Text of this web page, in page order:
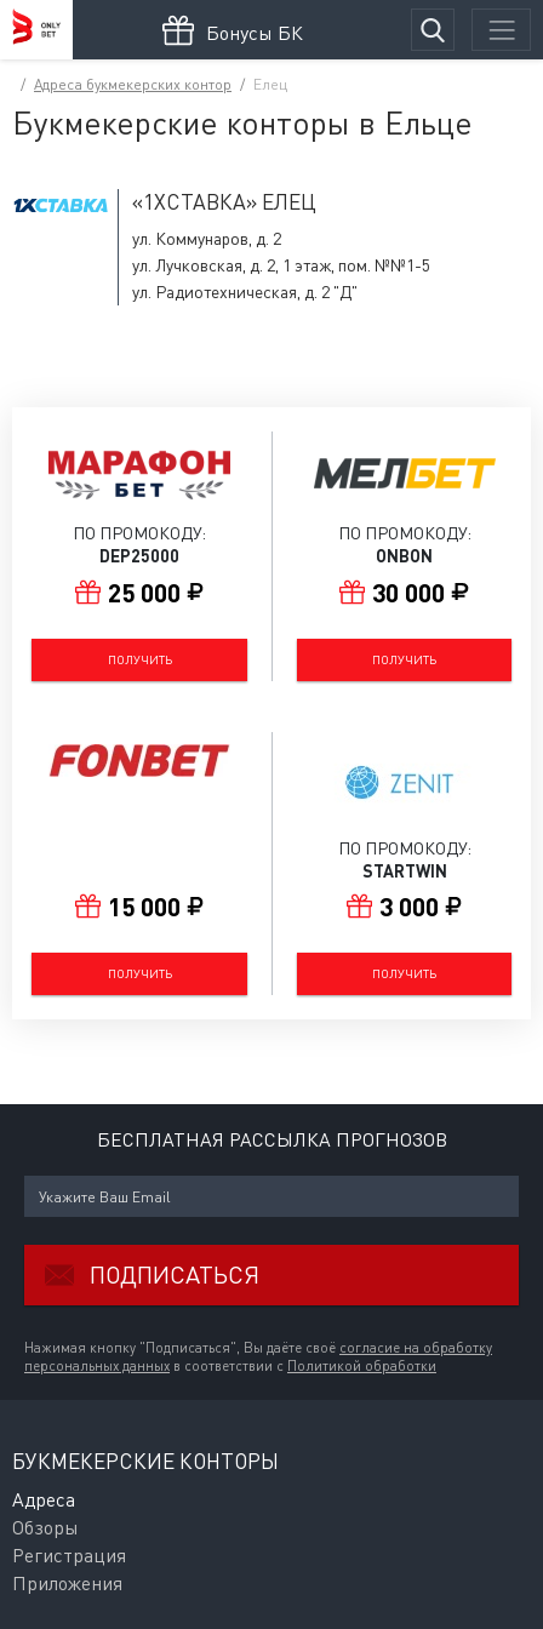
Бонусы БК
Адреса букмекерских контор Елец
Букмекерские конторы в Ельце
«1XСТАВКА» ЕЛЕЦ
ул. Коммунаров, д. 2
ул. Лучковская, д. 2, 1 этаж, пом. №№1-5
ул. Радиотехническая, д. 2 "Д"
ПО ПРОМОКОДУ:
DEP25000
25 000
ПОЛУЧИТЬ
ПО ПРОМОКОДУ:
ONBON
30 000
ПОЛУЧИТЬ
15 000
ПОЛУЧИТЬ
ПО ПРОМОКОДУ:
STARTWIN
3 000
ПОЛУЧИТЬ
БЕСПЛАТНАЯ РАССЫЛКА ПРОГНОЗОВ
ПОДПИСАТЬСЯ
Нажимая кнопку "Подписаться", Вы даёте своё согласие на обработку
персональных данных в соответствии с Политикой обработки
БУКМЕКЕРСКИЕ КОНТОРЫ
Адреса
Обзоры
Регистрация
Приложения